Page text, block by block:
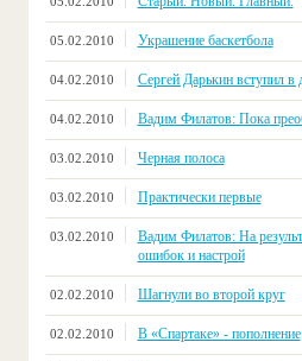
05.02.2010 Украшение баскетбола
04.02.2010 Сергей Дарькин вступил в
04.02.2010 Вадим Филатов: Пока
03.02.2010 Черная полоса
03.02.2010 Практически первые
03.02.2010
Вадим Филатов: На
ошибок и настрой
02.02.2010 Шагнули во второй круг
02.02.2010 В «Спартаке» - пополнение